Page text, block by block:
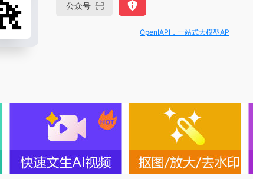
公众号
OpenIAPI，一站式大模型API聚合平台